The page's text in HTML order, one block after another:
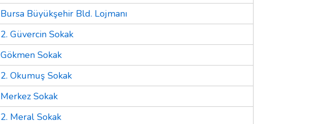
Bursa Büyükşehir Bld. Lojmanı
2. Güvercin Sokak
Gökmen Sokak
2. Okumuş Sokak
Merkez Sokak
2. Meral Sokak